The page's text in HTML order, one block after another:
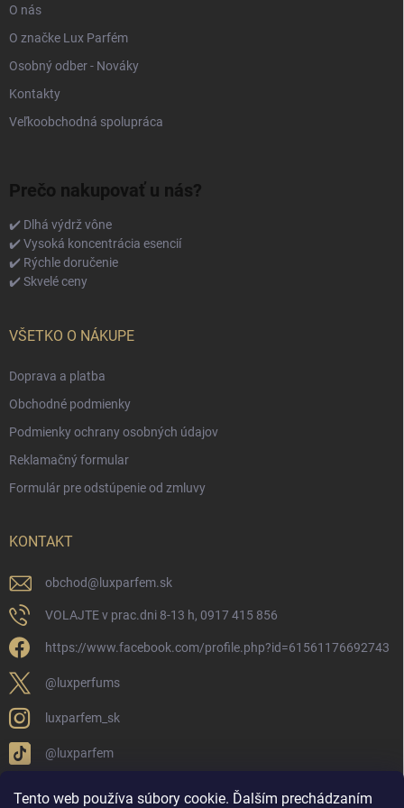
Tento web používa súbory cookie. Ďalším prechádzaním
O nás
O značke Lux Parfém
Osobný odber - Nováky
Kontakty
Veľkoobchodná spolupráca
Prečo nakupovať u nás?
✔️ Dlhá výdrž vône
✔️ Vysoká koncentrácia esencií
✔️ Rýchle doručenie
✔️ Skvelé ceny
VŠETKO O NÁKUPE
Doprava a platba
Obchodné podmienky
Podmienky ochrany osobných údajov
Reklamačný formular
Formulár pre odstúpenie od zmluvy
KONTAKT
obchod@ luxparfem.sk
VOLAJTE v prac.dni 8-13 h, 0917 415 856
https://www.facebook.com/profile.php?id=61561176692743
@luxperfums
luxparfem_sk
@luxparfem